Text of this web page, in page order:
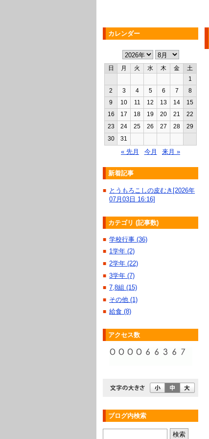
カレンダー
日 月 火 水 木 金
土
1
2
3 4 5 6 7
8
9
10 11 12 13 14
15
16
17 18 19 20 21
22
23
24 25 26 27 28
29
30
31
« 先月 今月 来月 »
新着記事
■ とうもろこしの皮むき[2026年
07月03日 16:16]
カテゴリ (記事数)
■ 学校行事 (36)
■ 1学年 (2)
■ 2学年 (22)
■ 3学年 (7)
■ 7,8組 (15)
■ その他 (1)
■ 給食 (8)
アクセス数
ブログ内検索